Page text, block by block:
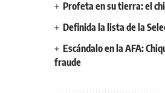
Profeta en su tierra: el
Definida la lista de la
Escándalo en la AFA:
fraude